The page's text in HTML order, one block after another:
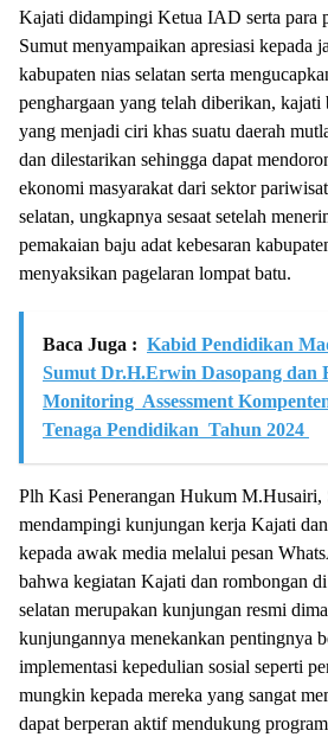
Kajati didampingi Ketua IAD serta para
Sumut menyampaikan apresiasi kepada
kabupaten nias selatan serta
penghargaan yang telah diberikan,
yang menjadi ciri khas suatu daerah
dan dilestarikan sehingga dapat
ekonomi masyarakat dari sektor
selatan, ungkapnya sesaat setelah
pemakaian baju adat kebesaran
menyaksikan pagelaran lompat batu.
Baca Juga : Kabid Pendidikan
Sumut Dr.H.Erwin Dasopang dan
Monitoring Assessment
Tenaga Pendidikan Tahun 2024
Plh Kasi Penerangan Hukum
mendampingi kunjungan kerja Kajati
kepada awak media melalui pesan
bahwa kegiatan Kajati dan rombongan
selatan merupakan kunjungan resmi
kunjungannya menekankan pentingnya
implementasi kepedulian sosial seperti
mungkin kepada mereka yang sangat
dapat berperan aktif mendukung